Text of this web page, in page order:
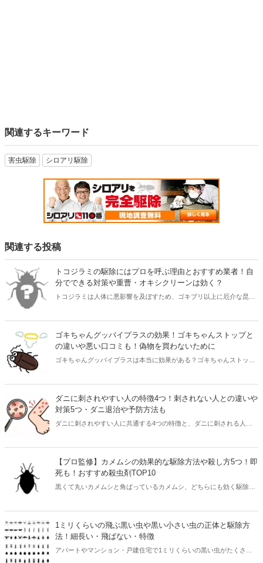
関連するキーワード
害虫駆除 シロアリ駆除
関連する投稿
トコジラミの駆除にはプロを呼ぶ理由とおすすめ業者！自
分でできる対策や重曹・オキシクリーンは効く？
トコジラミは人体に悪影響を及ぼすため、ゴキブリ以上に厄介な昆虫
す。また重曹やオキシクリーンはトコジラミに効果的なのかなどにつ
いても解説しました。凄まじい勢いでトコジラミが繁殖してしまう前
に、対策をとりましょう。
ゴキちゃんグッバイプラスの効果！ゴキちゃんストップと
の違いや悪い口コミも！偽物を買わないために
ゴキちゃんグッバイプラスは本当に効果がある？ゴキちゃんストップ
必見。本記事を読めばゴキちゃんグッバイプラスとゴキちゃんストッ
プの違いだけでなく、効果や口コミ・ブラックキャップなどの市販品
との違いや正規品の買い方まで丸わかりです。
ダニに刺されやすい人の特徴4つ！刺されない人との違いや
対策5つ・ダニ退治や予防方法も
ダニに刺されやすい人に共通する4つの特徴と、ダニに刺される人と
きます。ダニ退治や予防法、刺されたときの対処法を知って、寝具や
ソファを快適に使える生活にしましょう。
【プロ監修】カメムシの効果的な駆除方法や殺し方5つ！即
死も！おすすめ殺虫剤TOP10
黒くて丸いカメムシと角ばっているカメムシ、どちらにも効く駆除方
を撒くべき場所の紹介のほかに、カメムシ自体によく効くおすすめ殺
虫剤をプロが解説します。
1ミリくらいの飛ぶ黒い虫や黒い小さい虫の正体と駆除方
法！細長い・飛ばない・特徴
アパートやマンション・戸建住宅で1ミリくらいの黒い虫がたくさん